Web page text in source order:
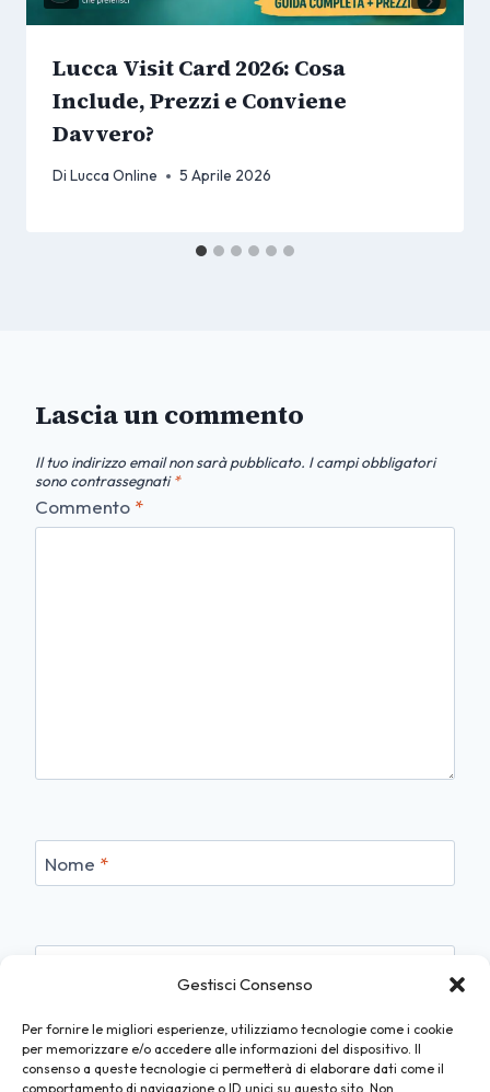
Gestisci Consenso
Per fornire le migliori esperienze, utilizziamo tecnologie come i cookie
per memorizzare e/o accedere alle informazioni del dispositivo. Il
consenso a queste tecnologie ci permetterà di elaborare dati come il
comportamento di navigazione o ID unici su questo sito. Non
Lucca Visit Card 2026: Cosa
Include, Prezzi e Conviene
Davvero?
Di Lucca Online 5 Aprile 2026
Lascia un commento
Il tuo indirizzo email non sarà pubblicato. I campi obbligatori
sono contrassegnati*
Commento *
Nome *
Sito web